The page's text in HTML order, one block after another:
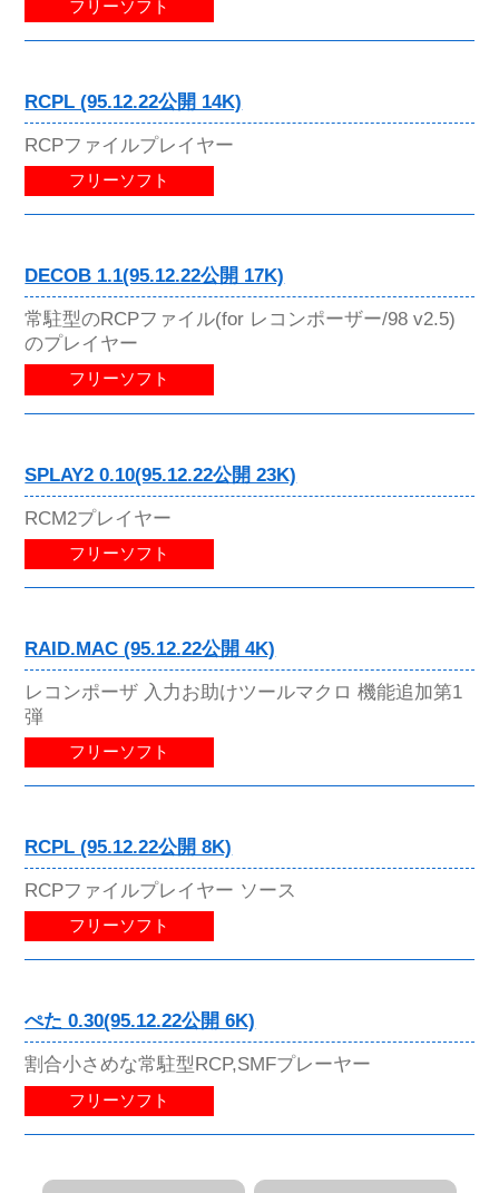
フリーソフト
RCPL (95.12.22公開 14K)
RCPファイルプレイヤー
フリーソフト
DECOB 1.1(95.12.22公開 17K)
常駐型のRCPファイル(for レコンポーザー/98 v2.5)
のプレイヤー
フリーソフト
SPLAY2 0.10(95.12.22公開 23K)
RCM2プレイヤー
フリーソフト
RAID.MAC (95.12.22公開 4K)
レコンポーザ 入力お助けツールマクロ 機能追加第1
弾
フリーソフト
RCPL (95.12.22公開 8K)
RCPファイルプレイヤー ソース
フリーソフト
ぺた 0.30(95.12.22公開 6K)
割合小さめな常駐型RCP,SMFプレーヤー
フリーソフト